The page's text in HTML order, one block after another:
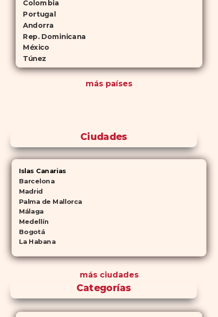
Colombia
Portugal
Andorra
Rep. Dominicana
México
Túnez
más países
Ciudades
Islas Canarias
Barcelona
Madrid
Palma de Mallorca
Málaga
Medellín
Bogotá
La Habana
más ciudades
Categorías